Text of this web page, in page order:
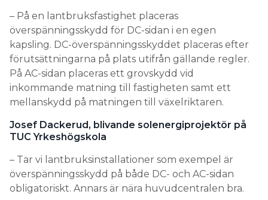
– På en lantbruksfastighet placeras
överspänningsskydd för DC-sidan i en egen
kapsling. DC-överspänningsskyddet placeras efter
förutsättningarna på plats utifrån gällande regler.
På AC-sidan placeras ett grovskydd vid
inkommande matning till fastigheten samt ett
mellanskydd på matningen till växelriktaren.
Josef Dackerud, blivande solenergiprojektör på
TUC Yrkeshögskola
– Tar vi lantbruksinstallationer som exempel är
överspänningsskydd på både DC- och AC-sidan
obligatoriskt. Annars är nära huvudcentralen bra.